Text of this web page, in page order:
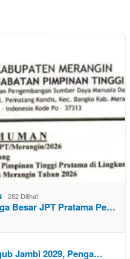
282 Dilihat
Besar JPT Pratama Pe…
Jambi 2029, Penga…